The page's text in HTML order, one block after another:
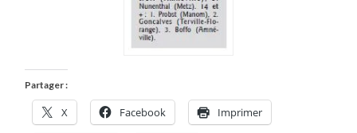
Partager :
X Facebook Imprimer